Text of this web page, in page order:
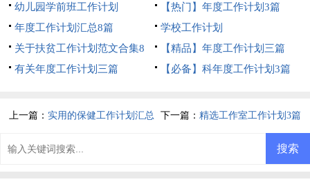
幼儿园学前班工作计划
【热门】年度工作计划3篇
年度工作计划汇总8篇
学校工作计划
关于扶贫工作计划范文合集8
篇
【精品】年度工作计划三篇
有关年度工作计划三篇
【必备】科年度工作计划3篇
上一篇： 实用的保健工作计划汇总 下一篇： 精选工作室工作计划3篇